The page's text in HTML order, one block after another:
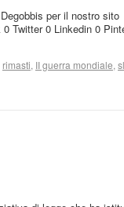
per il nostro sito
Twitter 0 Linkedin 0
rimasti, II guerra mondiale,